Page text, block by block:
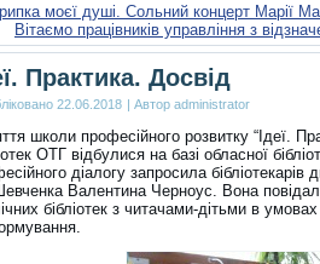
моєї душі. Сольний концерт Марії
Вітаємо працівників управління з
Практика. Досвід
22.06.2018 | Автор administrator
школи професійного розвитку “Ідеї.
ОТГ відбулися на базі обласної
діалогу запросила бібліотекарів
Валентина Черноус. Вона
бібліотек з читачами-дітьми в